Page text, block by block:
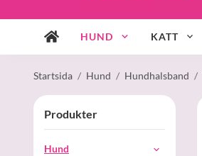
HUND KATT
Startsida / Hund / Hundhalsband /
Produkter
Hund